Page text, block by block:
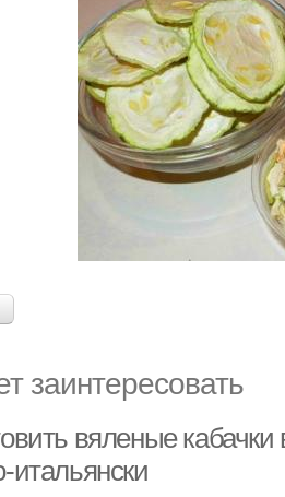
заинтересовать
вяленые
итальянски